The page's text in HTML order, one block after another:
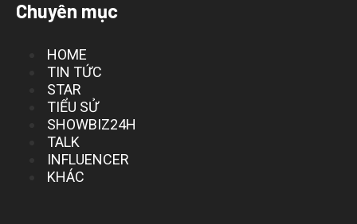
Chuyên mục
HOME
TIN TỨC
STAR
TIỂU SỬ
SHOWBIZ24H
TALK
INFLUENCER
KHÁC